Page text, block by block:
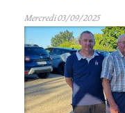
Mercredi 03/09/2025